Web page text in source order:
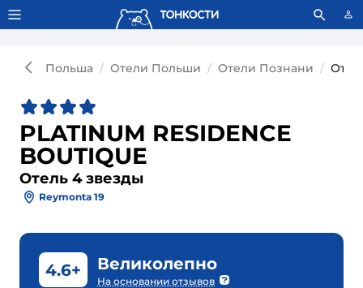
Тонкости используют сookie-файлы. Что это значит?
Польша Отели Польши Отели Познани
PLATINUM RESIDENCE
BOUTIQUE
Отель 4 звезды
Reymonta 19
4.6+ Великолепно
На основании отзывов